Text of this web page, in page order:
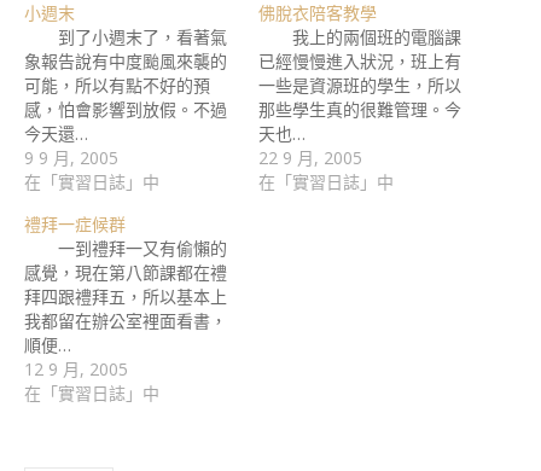
小週末
到了小週末了，看著氣
象報告說有中度颱風來襲的
可能，所以有點不好的預
感，怕會影響到放假。不過
今天還…
9 9 月, 2005
在「實習日誌」中
佛脫衣陪客教學
我上的兩個班的電腦課
已經慢慢進入狀況，班上有
一些是資源班的學生，所以
那些學生真的很難管理。今
天也…
22 9 月, 2005
在「實習日誌」中
禮拜一症候群
一到禮拜一又有偷懶的
感覺，現在第八節課都在禮
拜四跟禮拜五，所以基本上
我都留在辦公室裡面看書，
順便…
12 9 月, 2005
在「實習日誌」中